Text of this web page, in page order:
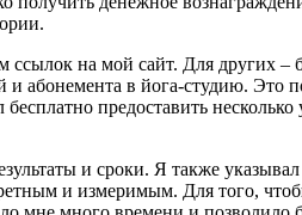
на мой сайт. Для других
абонемента в йога-студию.
предоставить
и сроки. Я также
и измеримым. Для того,